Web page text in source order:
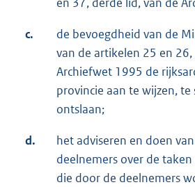
c.
de bevoegdheid van de
van de artikelen 25 en
Archiefwet 1995 de
provincie aan te wijzen, te
ontslaan;
d.
het adviseren en doen
deelnemers over de
die door de deelnemers